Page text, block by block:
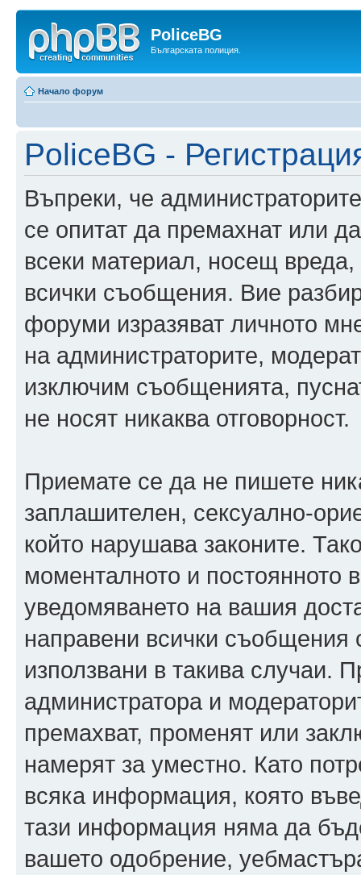
PoliceBG
Българската полиция.
Начало форум
PoliceBG -
Въпреки, че
се опитат да премахнат или
всеки материал, носещ
всички съобщения. Вие
форуми изразяват личното
на администраторите,
изключим съобщенията,
не носят никаква отговорност.
Приемате се да не пишете
заплашителен, сексуално-
който нарушава законите.
моменталното и постоянното
уведомяването на вашия
направени всички съобщения
използвани в такива случаи.
администратора и
премахват, променят или
намерят за уместно. Като
всяка информация, която
тази информация няма да
вашето одобрение,